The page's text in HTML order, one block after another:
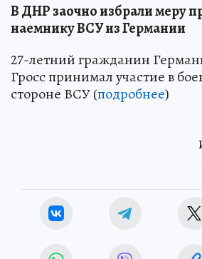
В ДНР заочно избрали меру
наемнику ВСУ из Германии
27-летний гражданин
Гросс принимал участие в
стороне ВСУ (подробнее)